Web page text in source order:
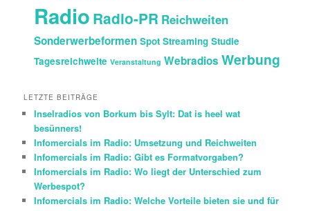
Radio Radio-PR Reichweiten
Sonderwerbeformen Spot Streaming Studie
Tagesreichweite Veranstaltung Webradios Werbung
LETZTE BEITRÄGE
Inselradios von Borkum bis Sylt: Dat is heel wat
besünners!
Infomercials im Radio: Umsetzung und Reichweiten
Infomercials im Radio: Gibt es Formatvorgaben?
Infomercials im Radio: Wo liegt der Unterschied zum
Werbespot?
Infomercials im Radio: Welche Vorteile bieten sie und für